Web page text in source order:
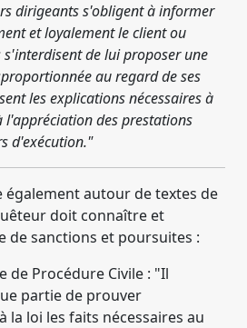
dirigeants s'obligent à informer
et loyalement le client ou
de lui proposer une
au regard de ses
les explications nécessaires à
l'appréciation des prestations
d'exécution."
autour de textes de
doit connaître et
de sanctions et poursuites :
de Procédure Civile : "Il
partie de prouver
la loi les faits nécessaires au